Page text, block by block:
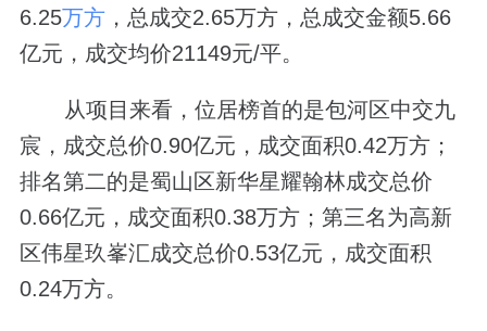
6.25万方，总成交2.65万方，总成交金额5.66
亿元，成交均价21149元/平。
从项目来看，位居榜首的是包河区中交九
宸，成交总价0.90亿元，成交面积0.42万方；
排名第二的是蜀山区新华星耀翰林成交总价
0.66亿元，成交面积0.38万方；第三名为高新
区伟星玖峯汇成交总价0.53亿元，成交面积
0.24万方。